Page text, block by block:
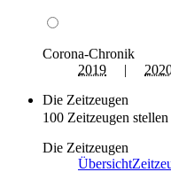
Corona-Chronik
2019 |
Die Zeitzeugen
100 Zeitzeugen
Die Zeitzeugen
Übersicht